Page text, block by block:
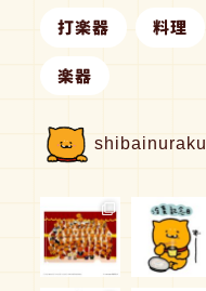
打楽器 料理
楽器
shibainuraku